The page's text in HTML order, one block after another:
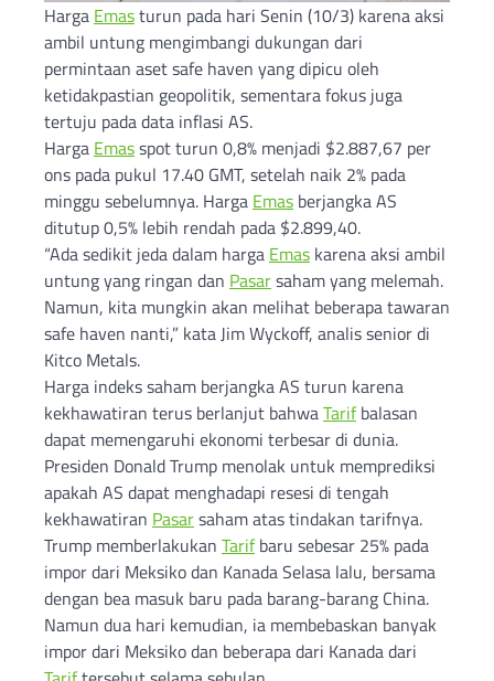
Harga Emasturun pada hari Senin (10/3) karena aksi
ambil untung mengimbangi dukungan dari
permintaan aset safe haven yang dipicu oleh
ketidakpastian geopolitik, sementara fokus juga
tertuju pada data inflasi AS.
Harga Emasspot turun 0,8% menjadi $2.887,67 per
ons pada pukul 17.40 GMT, setelah naik 2% pada
minggu sebelumnya. Harga Emas berjangka AS
ditutup 0,5% lebih rendah pada $2.899,40.
“Ada sedikit jeda dalam harga Emas karena aksi ambil
untung yang ringan dan Pasarsaham yang melemah.
Namun, kita mungkin akan melihat beberapa tawaran
safe haven nanti,” kata Jim Wyckoff, analis senior di
Kitco Metals.
Harga indeks saham berjangka AS turun karena
kekhawatiran terus berlanjut bahwaTarifbalasan
dapat memengaruhi ekonomi terbesar di dunia.
Presiden Donald Trump menolak untuk memprediksi
apakah AS dapat menghadapi resesi di tengah
kekhawatiran Pasarsaham atas tindakan tarifnya.
Trump memberlakukan Tarifbaru sebesar 25% pada
impor dari Meksiko dan Kanada Selasa lalu, bersama
dengan bea masuk baru pada barang-barang China.
Namun dua hari kemudian, ia membebaskan banyak
impor dari Meksiko dan beberapa dari Kanada dari